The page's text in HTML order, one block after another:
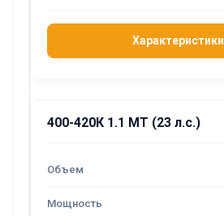
Характеристики
400-420К 1.1 MT (23 л.с.)